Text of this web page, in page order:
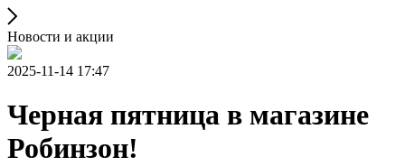
Новости и акции
2025-11-14 17:47
Черная пятница в магазине
Робинзон!